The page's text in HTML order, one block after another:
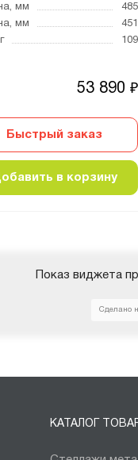
мм
485
мм
451
109
53 890 ₽
Быстрый заказ
в корзину
Показ виджета
Сделано
КАТАЛОГ